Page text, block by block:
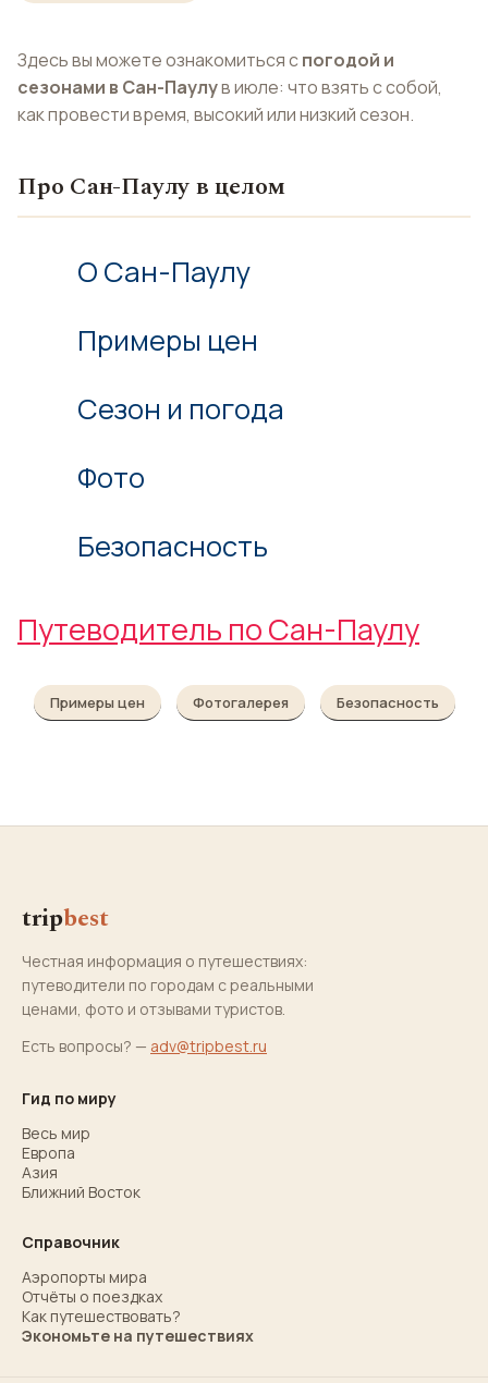
Здесь вы можете ознакомиться спогодой и
сезонами в Сан-Паулув июле: что взять с собой,
как провести время, высокий или низкий сезон.
Про Сан-Паулу в целом
О Сан-Паулу
Примеры цен
Сезон и погода
Фото
Безопасность
Путеводитель по Сан-Паулу
Примеры цен Фотогалерея Безопасность
tripbest
Честная информация о путешествиях:
путеводители по городам с реальными
ценами, фото и отзывами туристов.
Есть вопросы? — adv@tripbest.ru
Гид по миру
Весь мир
Европа
Азия
Ближний Восток
Справочник
Аэропорты мира
Отчёты о поездках
Как путешествовать?
Экономьте на путешествиях